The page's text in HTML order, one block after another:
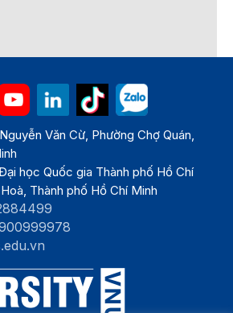
Văn Cừ, Phường Chợ Quán,
học Quốc gia Thành phố Hồ Chí
Thành phố Hồ Chí Minh